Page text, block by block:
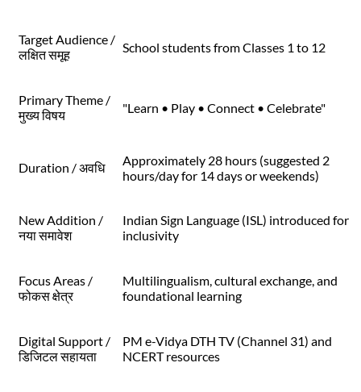
Target Audience /
लक्षित समूह
School students from Classes 1 to 12
Primary Theme /
मुख्य विषय
"Learn • Play • Connect • Celebrate"
Duration / अवधि
Approximately 28 hours (suggested 2
hours/day for 14 days or weekends)
New Addition /
नया समावेश
Indian Sign Language (ISL) introduced for
inclusivity
Focus Areas /
फोकस क्षेत्र
Multilingualism, cultural exchange, and
foundational learning
Digital Support /
डिजिटल सहायता
PM e-Vidya DTH TV (Channel 31) and
NCERT resources